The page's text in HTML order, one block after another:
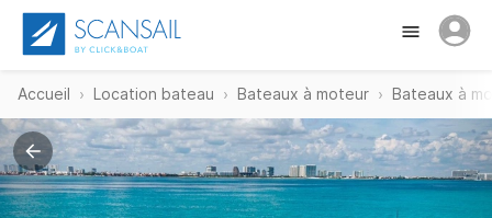
Accueil Location bateau Bateaux à moteur Bateaux à